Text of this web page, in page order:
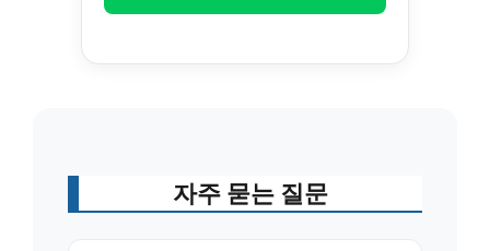
자주 묻는 질문